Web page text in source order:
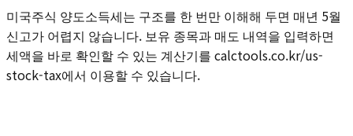
미국주식 양도소득세는 구조를 한 번만 이해해 두면 매년 5월
신고가 어렵지 않습니다. 보유 종목과 매도 내역을 입력하면
세액을 바로 확인할 수 있는 계산기를 calctools.co.kr/us-
stock-tax에서 이용할 수 있습니다.